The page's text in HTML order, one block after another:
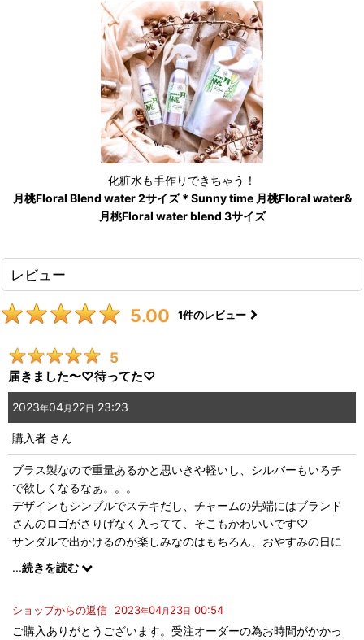
化粧水も手作りできちゃう！
月桃Floral Blend water 2サイズ＊Sunny time 月桃Floral water&
月桃Floral water blend 3サイズ
レビュー
5.00 1件のレビュー
5
届きました〜♡待ってた♡
2023年04月 22日 23:23
購入者 さん
ブラス製なので重量あるかと思いきや軽いし、シルバーもいろチ
で欲しくなるなぁ。。。
デザインもシンプルでステキだし、チャームの先端にはブランド
さんのロゴがさりげなく入ってて、そこもかわいいです♡
サンダルで出かけるのが楽しみなのはもちろん、おやすみの日に
は部屋でもつけよ〜♡
...続きを読む
ショップからの返信 2023年04月 23日 00:54
ご購入ありがとうございます。受注オーダーの為お時間がかかっ